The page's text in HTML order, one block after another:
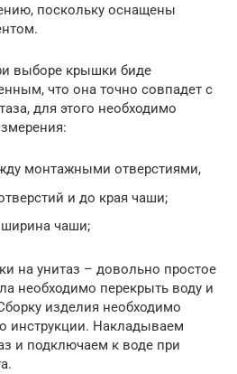
поскольку оснащены
выборе крышки биде
что она точно совпадет с
для этого необходимо
монтажными отверстиями,
и до края чаши;
чаши;
на унитаз – довольно простое
необходимо перекрыть воду и
изделия необходимо
инструкции. Накладываем
и подключаем к воде при